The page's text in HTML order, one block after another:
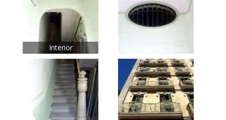
Interior